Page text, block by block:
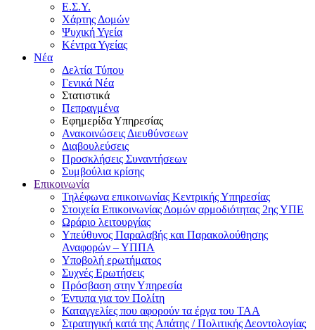
Ε.Σ.Υ.
Χάρτης Δομών
Ψυχική Υγεία
Κέντρα Υγείας
Νέα
Δελτία Τύπου
Γενικά Νέα
Στατιστικά
Πεπραγμένα
Εφημερίδα Υπηρεσίας
Ανακοινώσεις Διευθύνσεων
Διαβουλεύσεις
Προσκλήσεις Συναντήσεων
Συμβούλια κρίσης
Επικοινωνία
Τηλέφωνα επικοινωνίας Κεντρικής Υπηρεσίας
Στοιχεία Επικοινωνίας Δομών αρμοδιότητας 2ης ΥΠΕ
Ωράριο λειτουργίας
Υπεύθυνος Παραλαβής και Παρακολούθησης
Αναφορών – ΥΠΠΑ
Υποβολή ερωτήματος
Συχνές Ερωτήσεις
Πρόσβαση στην Υπηρεσία
Έντυπα για τον Πολίτη
Καταγγελίες που αφορούν τα έργα του ΤΑΑ
Στρατηγική κατά της Απάτης / Πολιτικής Δεοντολογίας